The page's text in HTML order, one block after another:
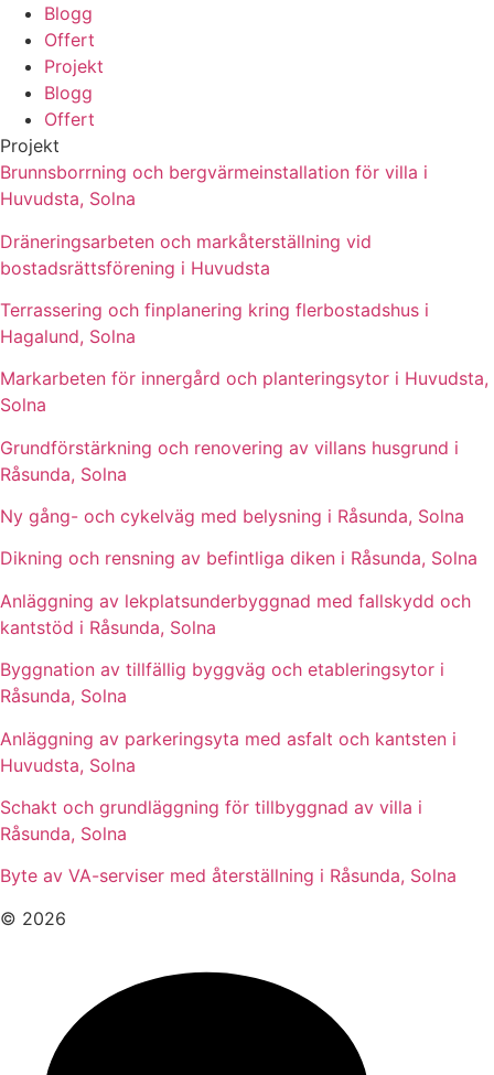
Blogg
Offert
Projekt
Blogg
Offert
Projekt
Brunnsborrning och bergvärmeinstallation för villa i
Huvudsta, Solna
Dräneringsarbeten och markåterställning vid
bostadsrättsförening i Huvudsta
Terrassering och finplanering kring flerbostadshus i
Hagalund, Solna
Markarbeten för innergård och planteringsytor i Huvudsta,
Solna
Grundförstärkning och renovering av villans husgrund i
Råsunda, Solna
Ny gång- och cykelväg med belysning i Råsunda, Solna
Dikning och rensning av befintliga diken i Råsunda, Solna
Anläggning av lekplatsunderbyggnad med fallskydd och
kantstöd i Råsunda, Solna
Byggnation av tillfällig byggväg och etableringsytor i
Råsunda, Solna
Anläggning av parkeringsyta med asfalt och kantsten i
Huvudsta, Solna
Schakt och grundläggning för tillbyggnad av villa i
Råsunda, Solna
Byte av VA-serviser med återställning i Råsunda, Solna
© 2026